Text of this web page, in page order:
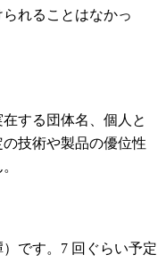
れることはなかっ
する団体名、個人と
技術や製品の優位性
です。7 回ぐらい予定